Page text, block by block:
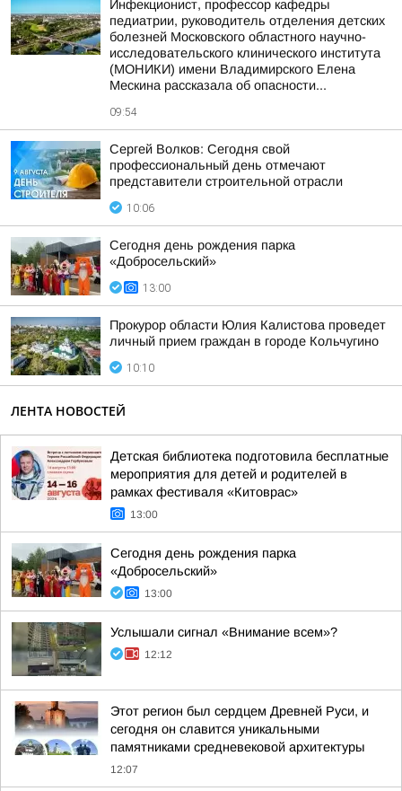
Инфекционист, профессор кафедры
педиатрии, руководитель отделения детских
болезней Московского областного научно-
исследовательского клинического института
(МОНИКИ) имени Владимирского Елена
Мескина рассказала об опасности...
09:54
Сергей Волков: Сегодня свой
профессиональный день отмечают
представители строительной отрасли
10:06
Сегодня день рождения парка
«Добросельский»
13:00
Прокурор области Юлия Калистова проведет
личный прием граждан в городе Кольчугино
10:10
ЛЕНТА НОВОСТЕЙ
Детская библиотека подготовила бесплатные
мероприятия для детей и родителей в
рамках фестиваля «Китоврас»
13:00
Сегодня день рождения парка
«Добросельский»
13:00
Услышали сигнал «Внимание всем»?
12:12
Этот регион был сердцем Древней Руси, и
сегодня он славится уникальными
памятниками средневековой архитектуры
12:07